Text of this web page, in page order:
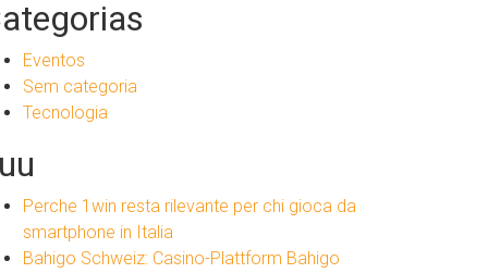
Eventos
Sem categoria
Tecnologia
Perche 1win resta rilevante per chi gioca da
smartphone in Italia
Bahigo Schweiz: Casino-Plattform Bahigo